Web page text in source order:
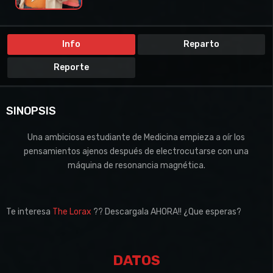
Info Reparto
Reporte
SINOPSIS
Una ambiciosa estudiante de Medicina empieza a oír los
pensamientos ajenos después de electrocutarse con una
máquina de resonancia magnética.
Te interesa The Lorax ?? Descargala AHORA!! ¿Que esperas?
DATOS